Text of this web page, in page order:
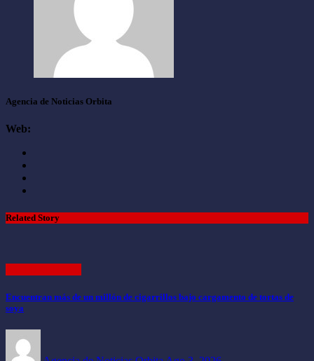
Agencia de Noticias Orbita
Web:
Related Story
Encuentran más de un millón de cigarrillos bajo cargamento de tortas de
soya